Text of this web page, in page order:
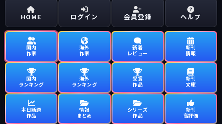
HOME ログイン 会員登録 ヘルプ
国内
作家
海外
作家
新着
レビュー
新刊
情報
国内
ランキング
海外
ランキング
受賞
作品
新刊
文庫
本日話題
作品
情報
まとめ
シリーズ
作品
新刊
高評価